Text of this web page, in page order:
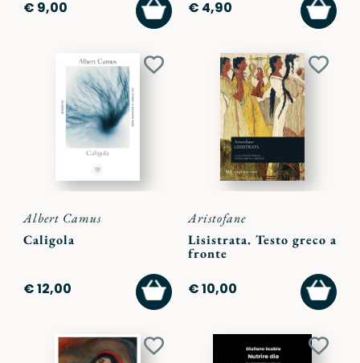
€ 9,00
AGGIUNGI
AL
CARRELLO
€ 4,90
AL
Aggiungi
Albert Camus
Caligola
€ 12,00
AGGIUNGI
AL
CARRELLO
Aristofane
Lisistrata. Testo greco a
fronte
€ 10,00
AL
Aggiungi